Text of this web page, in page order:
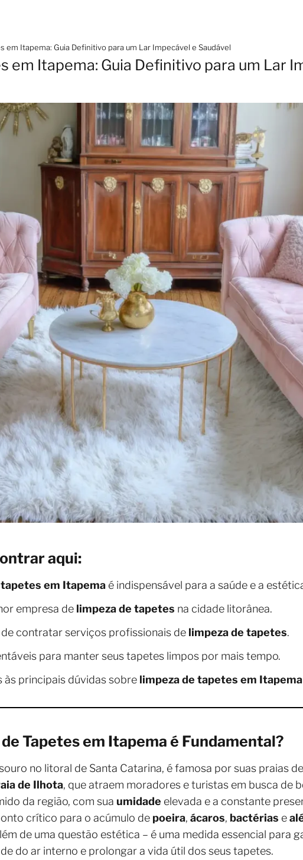
em Itapema: Guia Definitivo para um Lar Impecável e Saudável
em Itapema: Guia Definitivo para um Lar
aqui:
em Itapema é indispensável para a saúde e a
empresa de limpeza de tapetes na cidade litorânea.
contratar serviços profissionais de limpeza de tapetes.
para manter seus tapetes limpos por mais tempo.
às principais dúvidas sobre limpeza de tapetes em Itapema
Tapetes em Itapema é Fundamental?
no litoral de Santa Catarina, é famosa por suas praias
de Ilhota, que atraem moradores e turistas em busca de
da região, com sua umidade elevada e a constante
crítico para o acúmulo de poeira, ácaros, bactérias e
de uma questão estética – é uma medida essencial para
do ar interno e prolongar a vida útil dos seus tapetes.